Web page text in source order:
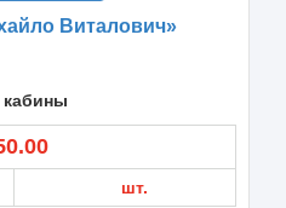
Виталович»
кабины
шт.